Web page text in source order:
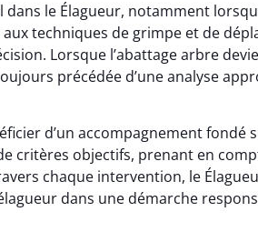
le Élagueur, notamment
techniques de grimpe et de
Lorsque l’abattage arbre
précédée d’une analyse
d’un accompagnement fondé
critères objectifs, prenant en
chaque intervention, le
dans une démarche